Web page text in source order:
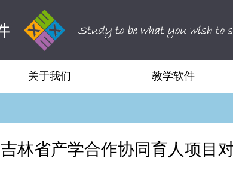
关于我们 教学软件
吉林省产学合作协同育人项目